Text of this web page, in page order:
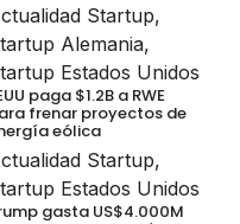
Startup,
Alemania,
Estados Unidos
paga $1.2B a RWE
frenar proyectos de
eólica
Startup,
Estados Unidos
gasta US$4.000M